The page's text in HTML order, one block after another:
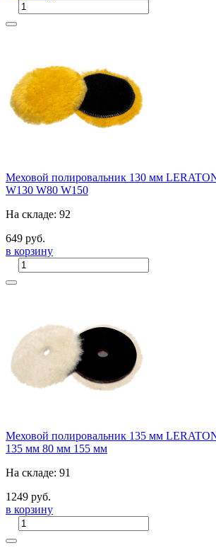
Меховой полировальник 130 мм
W130 W80 W150
На складе: 92
649 руб.
в корзину
Меховой полировальник 135 мм
135 мм 80 мм 155 мм
На складе: 91
1249 руб.
в корзину